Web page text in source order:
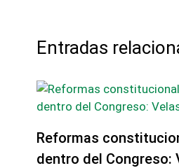
Entradas
Reformas
dentro del Congreso: